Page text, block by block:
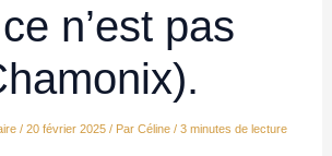
n’est pas
/ 20 février 2025 / Par Céline / 3 minutes de lecture